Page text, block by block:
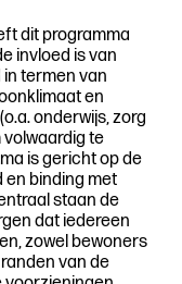
dit programma
invloed is van
termen van
en
onderwijs, zorg
volwaardig te
is gericht op de
en binding met
staan de
dat iedereen
zowel bewoners
van de